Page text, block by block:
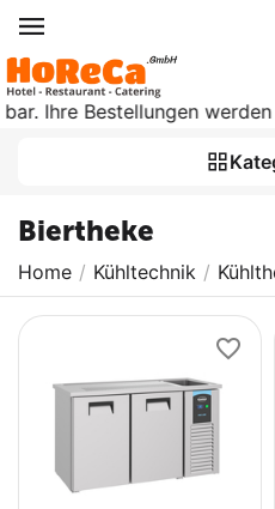
Bestellungen werden
Biertheke
Home / Kühltechnik /